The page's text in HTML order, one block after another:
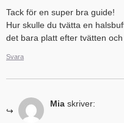
Tack för en super bra guide!
Hur skulle du tvätta en
det bara platt efter tvätten
Svara
Mia skriver: